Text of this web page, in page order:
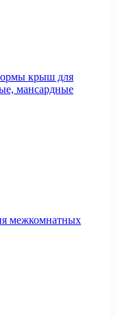
крыш для
мансардные
межкомнатных